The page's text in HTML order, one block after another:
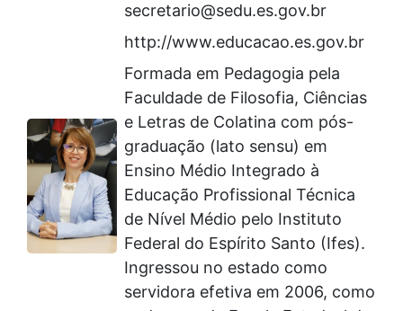
secretario@sedu.es.gov.br
http://www.educacao.es.gov.br
Formada em Pedagogia pela
Faculdade de Filosofia, Ciências
e Letras de Colatina com pós-
graduação (lato sensu) em
Ensino Médio Integrado à
Educação Profissional Técnica
de Nível Médio pelo Instituto
Federal do Espírito Santo (Ifes).
Ingressou no estado como
servidora efetiva em 2006, como